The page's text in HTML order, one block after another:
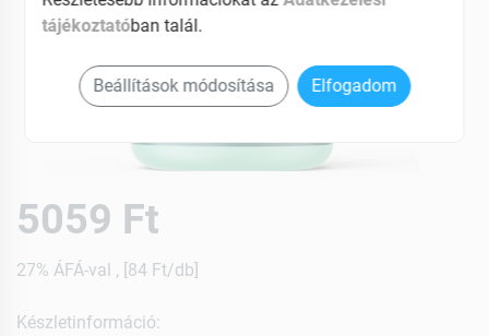
5059 Ft
27% ÁFÁ-val , [84 Ft/db]
Készletinformáció:
tájékoztatóban talál.
Beállítások módosítása Elfogadom